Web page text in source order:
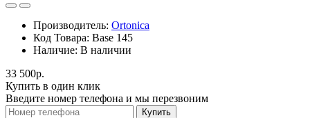
Производитель: Ortonica
Код Товара: Base 145
Наличие: В наличии
33 500р.
Купить в один клик
Введите номер телефона и мы перезвоним
Купить